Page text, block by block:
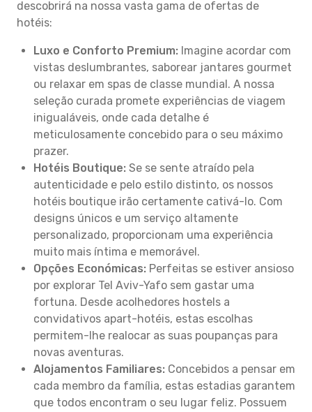
descobrirá na nossa vasta gama de ofertas de
hotéis:
Luxo e Conforto Premium: Imagine acordar com
vistas deslumbrantes, saborear jantares gourmet
ou relaxar em spas de classe mundial. A nossa
seleção curada promete experiências de viagem
inigualáveis, onde cada detalhe é
meticulosamente concebido para o seu máximo
prazer.
Hotéis Boutique: Se se sente atraído pela
autenticidade e pelo estilo distinto, os nossos
hotéis boutique irão certamente cativá-lo. Com
designs únicos e um serviço altamente
personalizado, proporcionam uma experiência
muito mais íntima e memorável.
Opções Económicas: Perfeitas se estiver ansioso
por explorar Tel Aviv-Yafo sem gastar uma
fortuna. Desde acolhedores hostels a
convidativos apart-hotéis, estas escolhas
permitem-lhe realocar as suas poupanças para
novas aventuras.
Alojamentos Familiares: Concebidos a pensar em
cada membro da família, estas estadias garantem
que todos encontram o seu lugar feliz. Possuem